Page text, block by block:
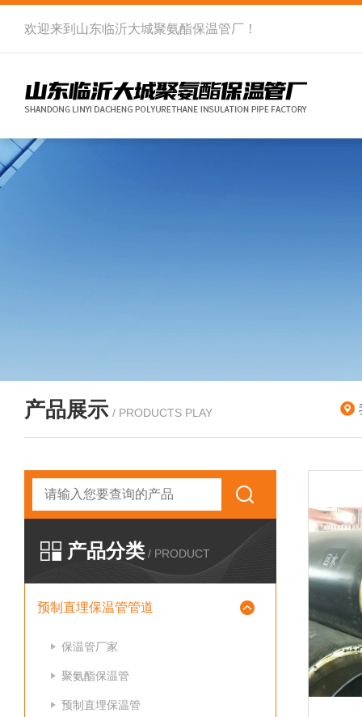
欢迎来到 山东临沂大城聚氨酯保温管厂 ！
产品展示 / PRODUCTS PLAY
产品分类 / PRODUCT
预制直埋保温管管道
保温管厂家
聚氨酯保温管
预制直埋保温管